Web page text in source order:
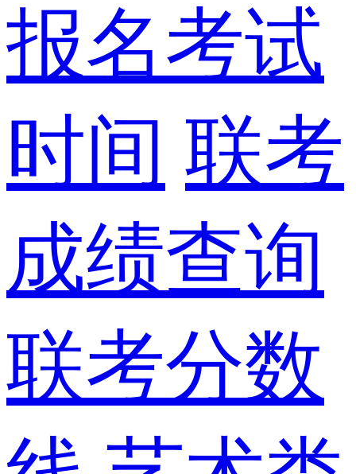
报名考试
时间 联考
成绩查询
联考分数